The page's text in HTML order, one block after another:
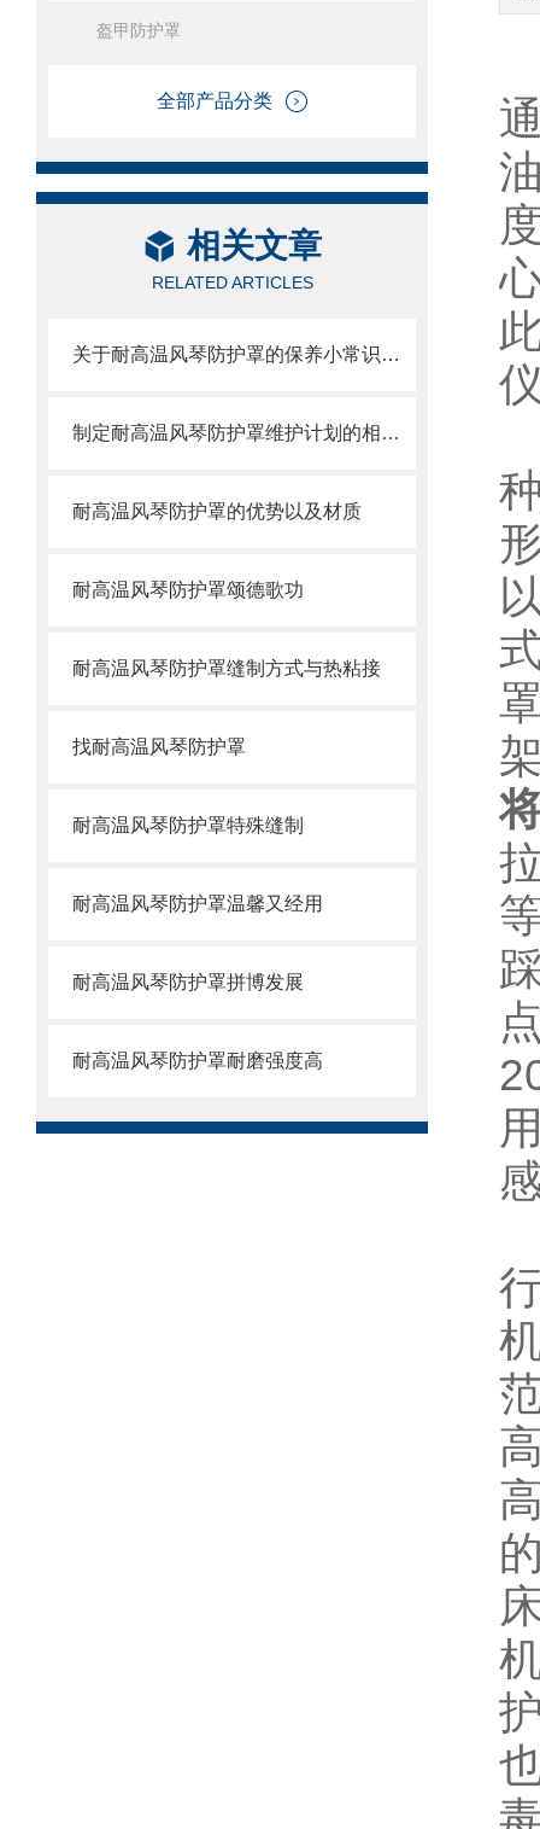
盔甲防护罩
全部产品分类
相关文章
RELATED ARTICLES
关于耐高温风琴防护罩的保养小常识介绍
制定耐高温风琴防护罩维护计划的相关策略
耐高温风琴防护罩的优势以及材质
耐高温风琴防护罩颂德歌功
耐高温风琴防护罩缝制方式与热粘接
找耐高温风琴防护罩
耐高温风琴防护罩特殊缝制
耐高温风琴防护罩温馨又经用
耐高温风琴防护罩拼博发展
耐高温风琴防护罩耐磨强度高